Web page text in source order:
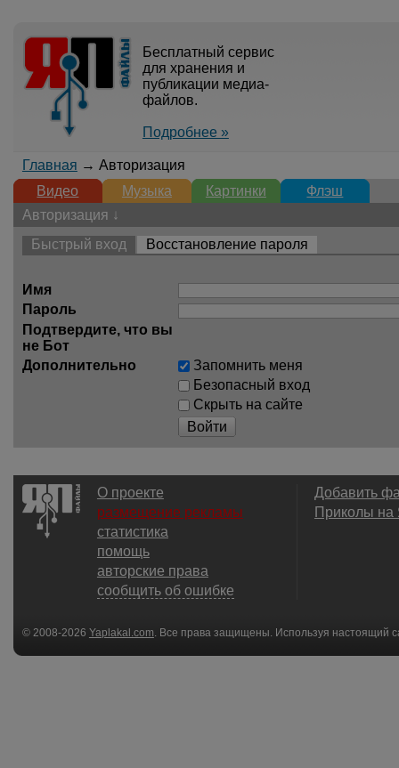
Бесплатный сервис
для хранения и
публикации медиа-
файлов.
Подробнее »
Главная → Авторизация
Видео
Музыка Картинки
Флэш
Авторизация ↓
Быстрый вход
Восстановление пароля
Имя
Пароль
Подтвердите, что вы
не Бот
Дополнительно
Запомнить меня
Безопасный вход
Скрыть на сайте
Войти
О проекте
размещение рекламы
статистика
помощь
авторские права
сообщить об ошибке
Добавить
Приколы
© 2008-2026 Yaplakal.com . Все права защищены. Используя настоящий
соглашения.